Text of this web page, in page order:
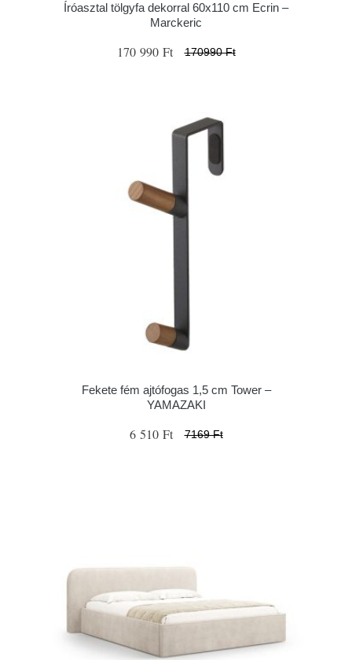
Íróasztal tölgyfa dekorral 60x110 cm Ecrin –
Marckeric
170 990 Ft 170990 Ft
Fekete fém ajtófogas 1,5 cm Tower –
YAMAZAKI
6 510 Ft 7169 Ft